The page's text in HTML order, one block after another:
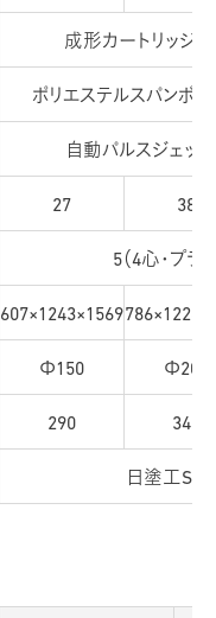
成形カートリッジ（
ポリエステルスパンボ
自動パルスジェッ
27 38
5（4心・プラ
607×1243×1569
Φ150 Φ200
290 340
日塗工